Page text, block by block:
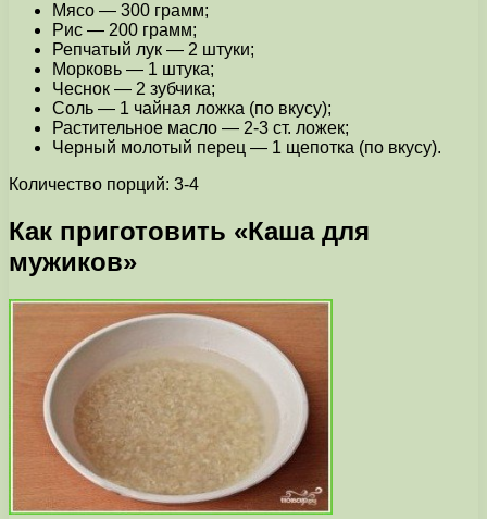
Мясо — 300 грамм;
Рис — 200 грамм;
Репчатый лук — 2 штуки;
Морковь — 1 штука;
Чеснок — 2 зубчика;
Соль — 1 чайная ложка (по вкусу);
Растительное масло — 2-3 ст. ложек;
Черный молотый перец — 1 щепотка (по вкусу).
Количество порций: 3-4
Как приготовить «Каша для
мужиков»